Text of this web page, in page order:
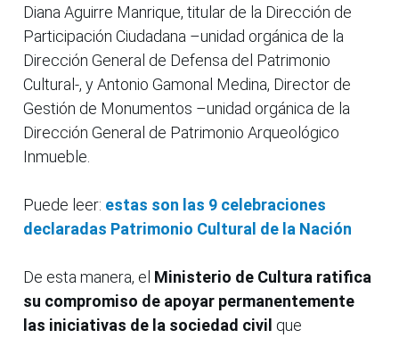
Diana Aguirre Manrique, titular de la Dirección de
Participación Ciudadana –unidad orgánica de la
Dirección General de Defensa del Patrimonio
Cultural-, y Antonio Gamonal Medina, Director de
Gestión de Monumentos –unidad orgánica de la
Dirección General de Patrimonio Arqueológico
Inmueble.
Puede leer: estas son las 9 celebraciones
declaradas Patrimonio Cultural de la Nación
De esta manera, el Ministerio de Cultura ratifica
su compromiso de apoyar permanentemente
las iniciativas de la sociedad civil que